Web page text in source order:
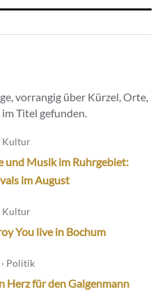
vorrangig über Kürzel, Orte,
Titel gefunden.
Kultur
und Musik im Ruhrgebiet:
im August
Kultur
You live in Bochum
Politik
Herz für den Galgenmann